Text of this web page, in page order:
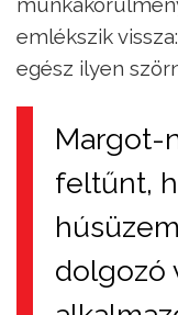
emlékszik
egész ilyen
Margot-
feltűnt,
dolgozó